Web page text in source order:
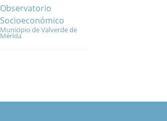
Observatorio
Socioeconómico
Municipio de Valverde de
Mérida